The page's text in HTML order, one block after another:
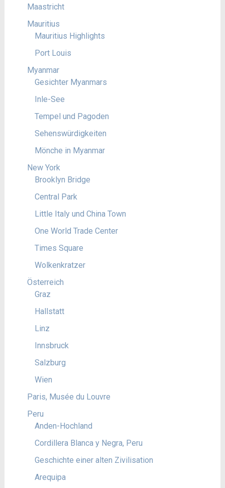
Maastricht
Mauritius
Mauritius Highlights
Port Louis
Myanmar
Gesichter Myanmars
Inle-See
Tempel und Pagoden
Sehenswürdigkeiten
Mönche in Myanmar
New York
Brooklyn Bridge
Central Park
Little Italy und China Town
One World Trade Center
Times Square
Wolkenkratzer
Österreich
Graz
Hallstatt
Linz
Innsbruck
Salzburg
Wien
Paris, Musée du Louvre
Peru
Anden-Hochland
Cordillera Blanca y Negra, Peru
Geschichte einer alten Zivilisation
Arequipa